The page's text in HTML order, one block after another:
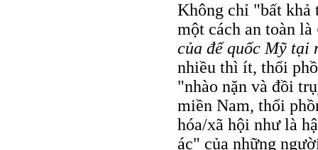
Không chỉ "bất khả
một cách an toàn là
của đế quốc Mỹ tại
nhiều thì ít, thổi
"nhào nặn và đồi
miền Nam, thổi
hóa/xã hội như là
ác" của những